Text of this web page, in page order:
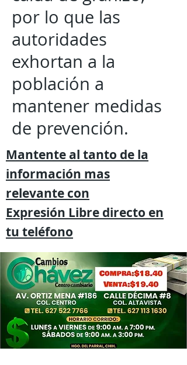
por lo que las
autoridades
exhortan a la
población a
mantener medidas
de prevención.
Mantente al tanto de la
información mas
relevante con
Expresión Libre directo en
tu teléfono